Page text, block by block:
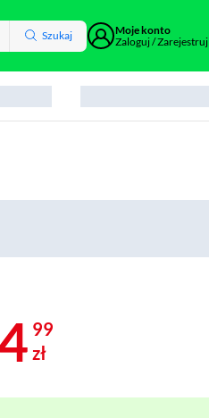
Szukaj
Moje konto
Zaloguj / Zarejestruj
99
zł